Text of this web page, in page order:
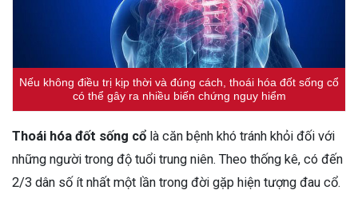
Nếu không điều trị kịp thời và đúng cách, thoái hóa đốt sống cổ
có thể gây ra nhiều biến chứng nguy hiểm
Thoái hóa đốt sống cổ là căn bệnh khó tránh khỏi đối với
những người trong độ tuổi trung niên. Theo thống kê, có đến
2/3 dân số ít nhất một lần trong đời gặp hiện tượng đau cổ.